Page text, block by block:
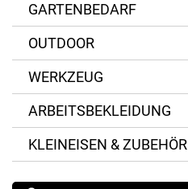
GARTENBEDARF
OUTDOOR
WERKZEUG
ARBEITSBEKLEIDUNG
KLEINEISEN & ZUBEHÖR